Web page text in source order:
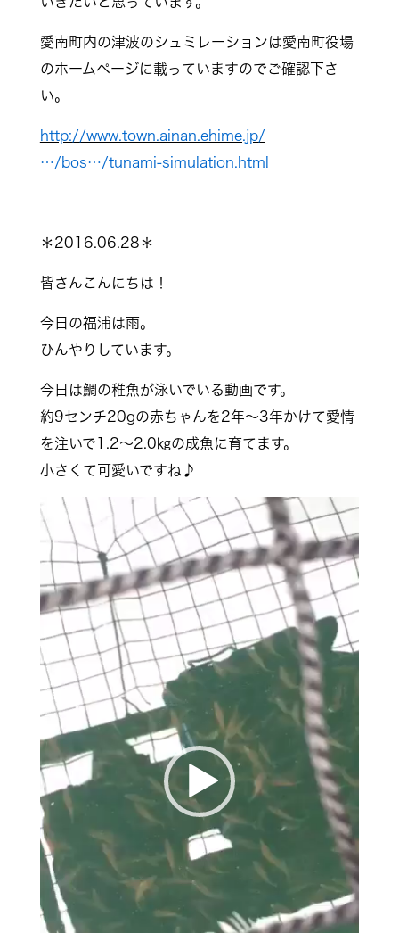
愛南町内の津波のシュミレーションは愛南町役場
のホームページに載っていますのでご確認下さ
い。
http://www.town.ainan.ehime.jp/
…/bos…/tunami-simulation.html
＊2016.06.28＊
皆さんこんにちは！
今日の福浦は雨。
ひんやりしています。
今日は鯛の稚魚が泳いでいる動画です。
約9センチ20gの赤ちゃんを2年〜3年かけて愛情
を注いで1.2〜2.0㎏の成魚に育てます。
小さくて可愛いですね♪
動
画
プ
レ
ー
ヤ
ー